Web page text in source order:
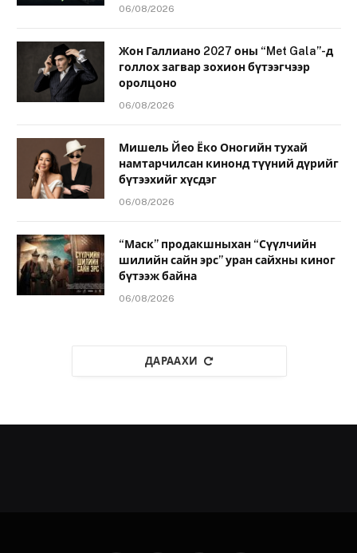
06/08/2026
Жон Галлиано 2027 оны “Met Gala”-д
голлох загвар зохион бүтээгчээр
оролцоно
06/08/2026
Мишель Йео Ёко Оногийн тухай
намтарчилсан кинонд түүний дүрийг
бүтээхийг хүсдэг
06/08/2026
“Маск” продакшныхан “Сүүлчийн
шилийн сайн эрс” уран сайхны киног
бүтээж байна
06/08/2026
ДАРААХИ